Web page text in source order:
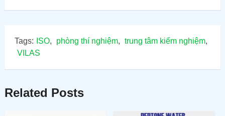
Tags: ISO, phòng thí nghiệm, trung tâm kiểm nghiệm,
VILAS
Related Posts